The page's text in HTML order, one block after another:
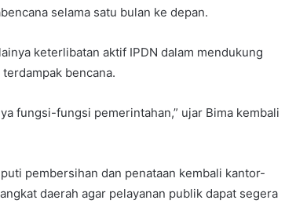
selama satu bulan ke depan.
keterlibatan aktif IPDN dalam mendukung
bencana.
fungsi-fungsi pemerintahan,” ujar Bima kembali
pembersihan dan penataan kembali kantor-
daerah agar pelayanan publik dapat segera